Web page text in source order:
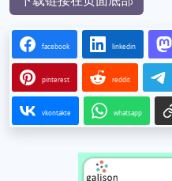
facebook linkedin
pinterest reddit
vkontakte whatsapp